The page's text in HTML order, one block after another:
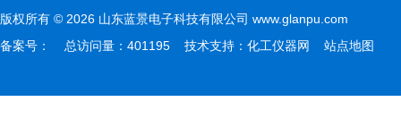
版权所有 © 2026 山东蓝景电子科技有限公司 www.glanpu.com
备案号：
总访问量：401195 技术支持： 化工仪器网 站点地图